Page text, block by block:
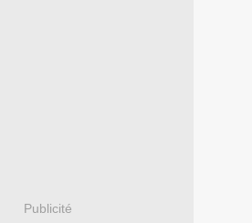
Publicité